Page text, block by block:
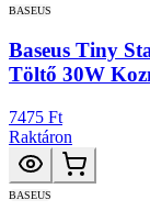
BASEUS
Baseus Tiny
Töltő 30W
7475 Ft
Raktáron
BASEUS